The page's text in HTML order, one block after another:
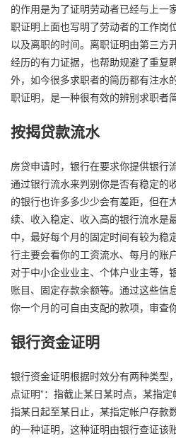
的作用是为了证明劳动者已经与上一
职证明上面也写明了劳动者的工作岗
以及离职的时间。离职证明由第三方
经历的有力证据，也帮助规避了重复
外，如今很多求职者的简历都有注水
职证明，是一种很有效的辨别求职者
按揭贷款流水
房贷申请时，银行在要求你提供银行
通过银行流水来判别你是否有稳定的
的银行也许多多少少会有差距，但在
续、收入稳定、收入高的银行流水是
中，最好每个月的固定时间有较为稳
行主要会看你的工资流水、每月的账
对于中小企业业主、个体户业主等，
账目、固定存款余额等。通过这些信
你一个月的可自由支配的款项，审查
银行资金证明
银行资金证明根据时效分有两种类型
点证明”：指截止某日某时点，某指定
指某日起至某日止，某指定帐户存款
的一种证明，这种证明由银行查证该